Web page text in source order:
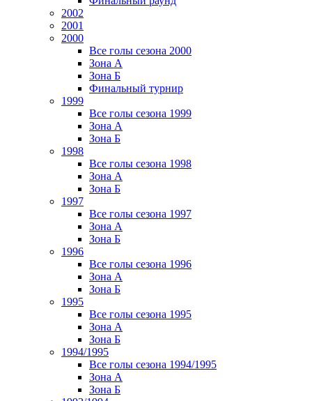
2002
2001
2000
Все голы сезона 2000
Зона А
Зона Б
Финальный турнир
1999
Все голы сезона 1999
Зона А
Зона Б
1998
Все голы сезона 1998
Зона А
Зона Б
1997
Все голы сезона 1997
Зона А
Зона Б
1996
Все голы сезона 1996
Зона А
Зона Б
1995
Все голы сезона 1995
Зона А
Зона Б
1994/1995
Все голы сезона 1994/1995
Зона А
Зона Б